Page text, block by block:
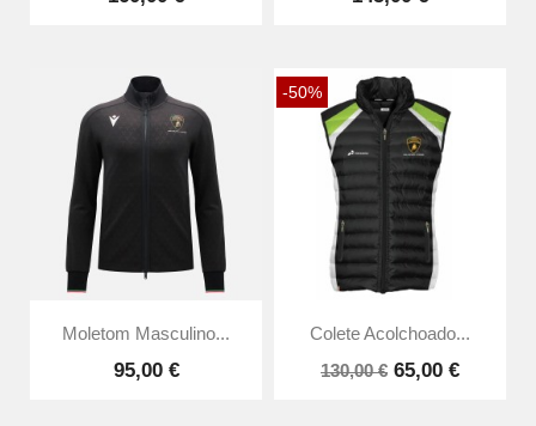
Moletom Masculino...
95,00 €
-50%
Colete Acolchoado...
130,00 € 65,00 €